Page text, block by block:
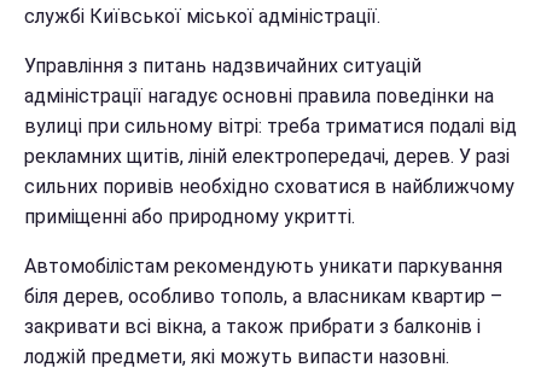
службі Київської міської адміністрації.
Управління з питань надзвичайних ситуацій
адміністрації нагадує основні правила поведінки на
вулиці при сильному вітрі: треба триматися подалі від
рекламних щитів, ліній електропередачі, дерев. У разі
сильних поривів необхідно сховатися в найближчому
приміщенні або природному укритті.
Автомобілістам рекомендують уникати паркування
біля дерев, особливо тополь, а власникам квартир –
закривати всі вікна, а також прибрати з балконів і
лоджій предмети, які можуть випасти назовні.